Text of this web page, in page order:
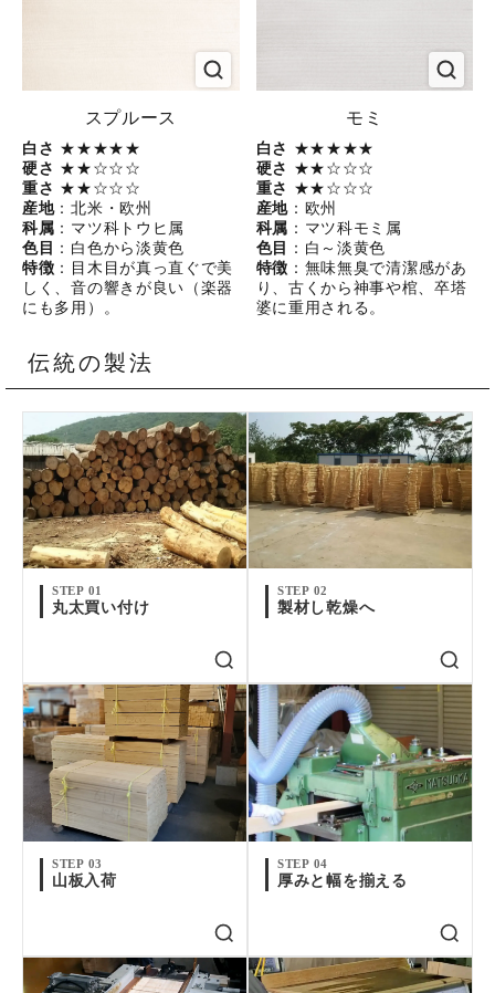
スプルース
白さ ★★★★★
硬さ ★★☆☆☆
重さ ★★☆☆☆
産地：北米・欧州
科属 ：マツ科トウヒ属
色目 ：白色から淡黄色
特徴 ：目木目が真っ直ぐで美
しく、音の響きが良い（楽器
にも多用）。
モミ
白さ ★★★★★
硬さ ★★☆☆☆
重さ ★★☆☆☆
産地：欧州
科属 ：マツ科モミ属
色目
：白～淡黄色
特徴 ：無味無臭で清潔感があ
り、古くから神事や棺、卒塔
婆に重用される。
伝統の製法
STEP 01
丸太買い付け
STEP 02
製材し乾燥へ
STEP 03
山板入荷
STEP 04
厚みと幅を揃える